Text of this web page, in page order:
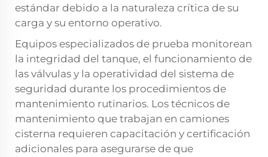
estándar debido a la naturaleza crítica de su
carga y su entorno operativo.
Equipos especializados de prueba monitorean
la integridad del tanque, el funcionamiento de
las válvulas y la operatividad del sistema de
seguridad durante los procedimientos de
mantenimiento rutinarios. Los técnicos de
mantenimiento que trabajan en camiones
cisterna requieren capacitación y certificación
adicionales para asegurarse de que